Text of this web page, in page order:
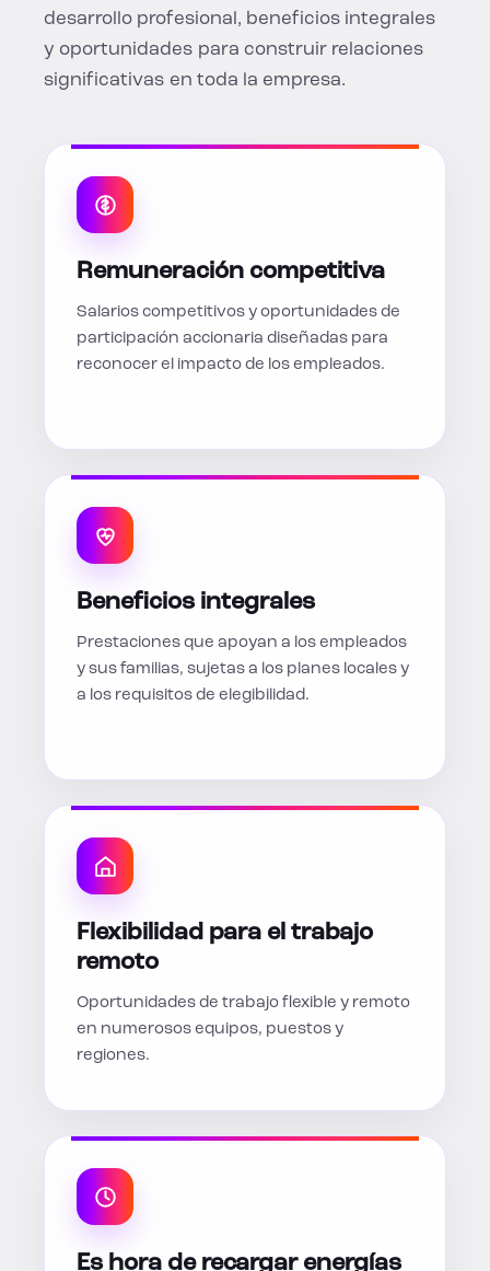
desarrollo profesional, beneficios integrales
y oportunidades para construir relaciones
significativas en toda la empresa.
Remuneración competitiva
Salarios competitivos y oportunidades de
participación accionaria diseñadas para
reconocer el impacto de los empleados.
Beneficios integrales
Prestaciones que apoyan a los empleados
y sus familias, sujetas a los planes locales y
a los requisitos de elegibilidad.
Flexibilidad para el trabajo
remoto
Oportunidades de trabajo flexible y remoto
en numerosos equipos, puestos y
regiones.
Es hora de recargar energías